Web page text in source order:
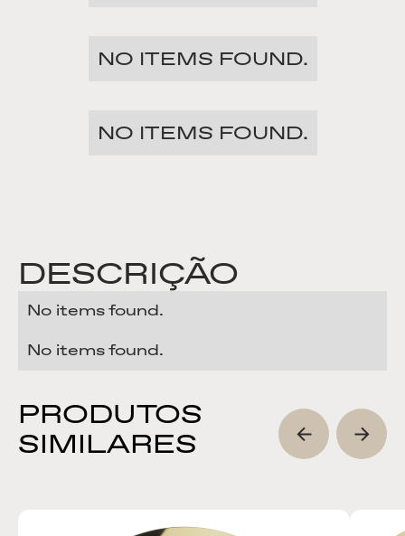
NO ITEMS FOUND.
NO ITEMS FOUND.
DESCRIÇÃO
No items found.
No items found.
PRODUTOS
SIMILARES